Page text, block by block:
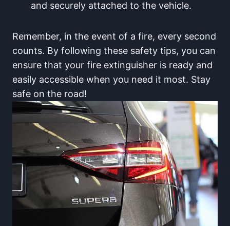
and securely attached to the vehicle.
Remember, in the event of a fire, every second
counts. By following these safety tips, you can
ensure that your fire extinguisher is ready and
easily accessible when you need it most. Stay
safe on the road!